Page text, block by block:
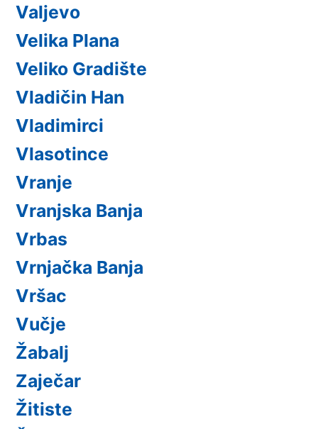
Valjevo
Velika Plana
Veliko Gradište
Vladičin Han
Vladimirci
Vlasotince
Vranje
Vranjska Banja
Vrbas
Vrnjačka Banja
Vršac
Vučje
Žabalj
Zaječar
Žitiste